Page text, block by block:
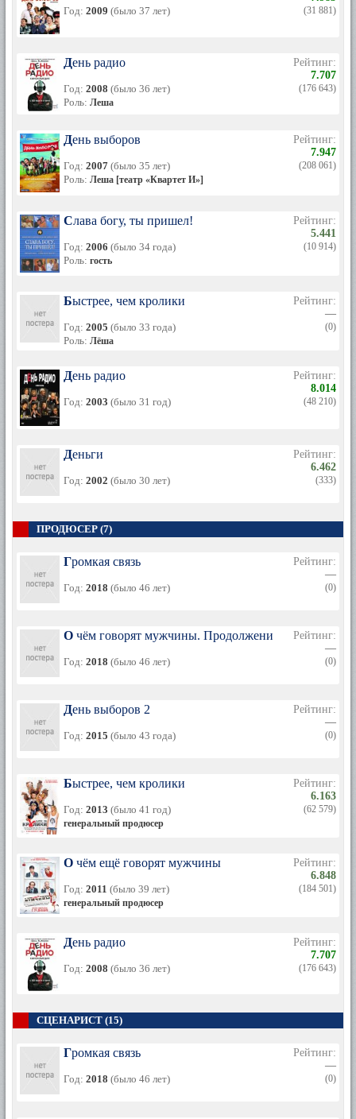
Год: 2009 (было 37 лет) (31 881)
День радио
Год: 2008 (было 36 лет)
Роль: Леша
Рейтинг:
7.707
(176 643)
День выборов
Год: 2007 (было 35 лет)
Роль: Леша [театр «Квартет И»]
Рейтинг:
7.947
(208 061)
Слава богу, ты пришел!
Год: 2006 (было 34 года)
Роль: гость
Рейтинг:
5.441
(10 914)
Быстрее, чем кролики
Год: 2005 (было 33 года)
Роль: Лёша
Рейтинг:
—
(0)
День радио
Год: 2003 (было 31 год)
Рейтинг:
8.014
(48 210)
Деньги
Год: 2002 (было 30 лет)
Рейтинг:
6.462
(333)
ПРОДЮСЕР (7)
Громкая связь
Год: 2018 (было 46 лет)
Рейтинг:
—
(0)
О чём говорят мужчины. Продолжение
Год: 2018 (было 46 лет)
Рейтинг:
—
(0)
День выборов 2
Год: 2015 (было 43 года)
Рейтинг:
—
(0)
Быстрее, чем кролики
Год: 2013 (было 41 год)
генеральный продюсер
Рейтинг:
6.163
(62 579)
О чём ещё говорят мужчины
Год: 2011 (было 39 лет)
генеральный продюсер
Рейтинг:
6.848
(184 501)
День радио
Год: 2008 (было 36 лет)
Рейтинг:
7.707
(176 643)
СЦЕНАРИСТ (15)
Громкая связь
Год: 2018 (было 46 лет)
Рейтинг:
—
(0)